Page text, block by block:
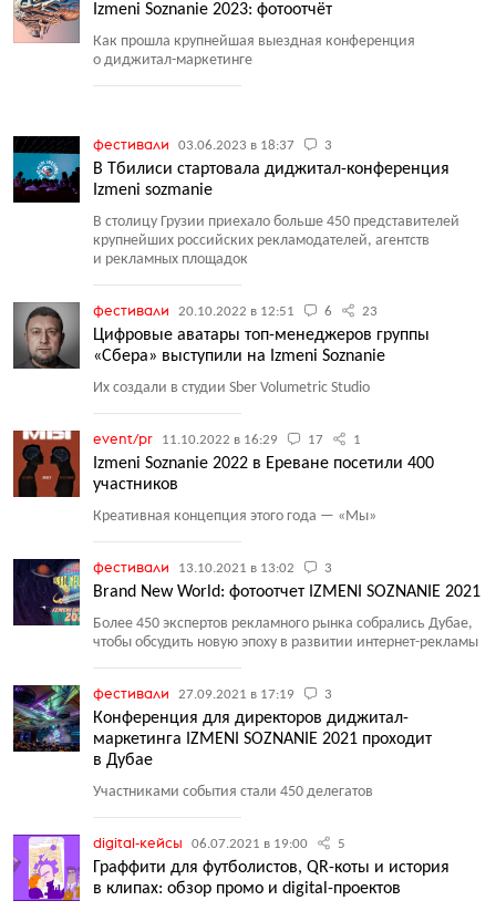
Izmeni Soznanie 2023: фотоотчёт
Как прошла крупнейшая выездная конференция
о диджитал-маркетинге
фестивали 03.06.2023 в 18:37 3
В Тбилиси стартовала диджитал-конференция
Izmeni sozmanie
В столицу Грузии приехало больше 450 представителей
крупнейших российских рекламодателей, агентств
и рекламных площадок
фестивали 20.10.2022 в 12:51 6 23
Цифровые аватары топ-менеджеров группы
«Сбера» выступили на Izmeni Soznanie
Их создали в студии Sber Volumetric Studio
event/pr 11.10.2022 в 16:29 17 1
Izmeni Soznanie 2022 в Ереване посетили 400
участников
Креативная концепция этого года — «Мы»
фестивали 13.10.2021 в 13:02 3
Brand New World: фотоотчет IZMENI SOZNANIE 2021
Более 450 экспертов рекламного рынка собрались Дубае,
чтобы обсудить новую эпоху в развитии интернет-рекламы
фестивали 27.09.2021 в 17:19 3
Конференция для директоров диджитал-
маркетинга IZMENI SOZNANIE 2021 проходит
в Дубае
Участниками события стали 450 делегатов
digital-кейсы 06.07.2021 в 19:00 5
Граффити для футболистов, QR-коты и история
в клипах: обзор промо и digital-проектов